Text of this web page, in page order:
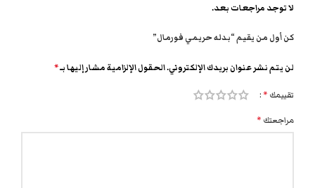
لا توجد مراجعات بعد.
كن أول من يقيم “بدله حريمي فورمال”
لن يتم نشر عنوان بريدك الإلكتروني.الحقول الإلزامية مشار إليها بـ*
تقييمك *
مراجعتك *